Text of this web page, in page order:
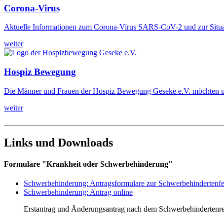
Corona-Virus
Aktuelle Informationen zum Corona-Virus SARS-CoV-2 und zur
weiter
Hospiz Bewegung
Die Männer und Frauen der Hospiz Bewegung Geseke e.V.
weiter
Links und Downloads
Formulare "Krankheit oder Schwerbehinderung"
Schwerbehinderung: Antragsformulare zur
Schwerbehinderung: Antrag online
Erstantrag und Änderungsantrag nach dem